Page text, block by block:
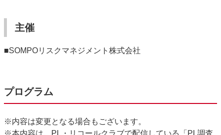
主催
■SOMPOリスクマネジメント株式会社
プログラム
※内容は変更となる場合もございます。
※本内容は、PL・リコールクラブで配信している「PL調査